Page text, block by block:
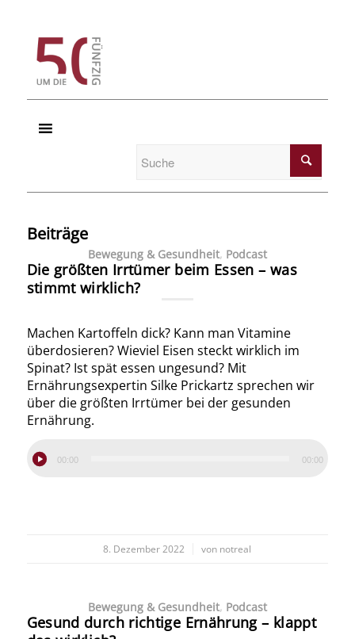
Beiträge
Bewegung & Gesundheit, Podcast
Die größten Irrtümer beim Essen – was
stimmt wirklich?
Machen Kartoffeln dick? Kann man Vitamine
überdosieren? Wieviel Eisen steckt wirklich im
Spinat? Ist spät essen ungesund? Mit
Ernährungsexpertin Silke Prickartz sprechen wir
über die größten Irrtümer bei der gesunden
Ernährung.
00:00 00:00
8. Dezember 2022
/ von notreal
Bewegung & Gesundheit, Podcast
Gesund durch richtige Ernährung – klappt